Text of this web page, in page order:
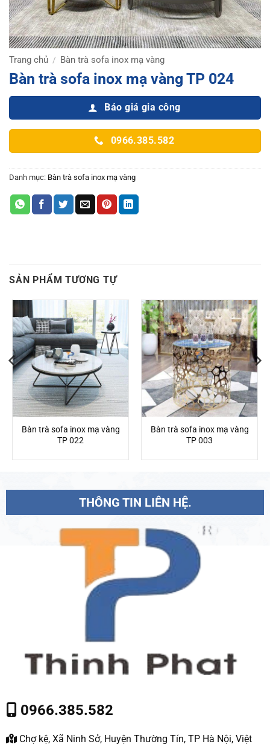
Trang chủ / Bàn trà sofa inox mạ vàng
Bàn trà sofa inox mạ vàng TP 024
Báo giá gia công
0966.385.582
Danh mục: Bàn trà sofa inox mạ vàng
SẢN PHẨM TƯƠNG TỰ
Bàn trà sofa inox mạ vàng
TP 022
Bàn trà sofa inox mạ vàng
TP 003
THÔNG TIN LIÊN HỆ.
0966.385.582
Chợ kệ, Xã Ninh Sở, Huyện Thường Tín, TP Hà Nội, Việt